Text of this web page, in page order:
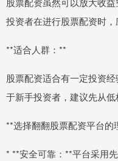
投资者在进行股票配资时，
**适合人群：**
股票配资适合有一定投资
于新手投资者，建议先从低
**选择翻翻股票配资平台的
* **安全可靠：**平台采用